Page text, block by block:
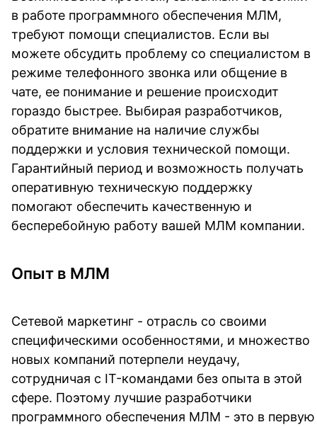
в работе программного обеспечения МЛМ,
требуют помощи специалистов. Если вы
можете обсудить проблему со специалистом в
режиме телефонного звонка или общение в
чате, ее понимание и решение происходит
гораздо быстрее. Выбирая разработчиков,
обратите внимание на наличие службы
поддержки и условия технической помощи.
Гарантийный период и возможность получать
оперативную техническую поддержку
помогают обеспечить качественную и
бесперебойную работу вашей МЛМ компании.
Опыт в МЛМ
Сетевой маркетинг - отрасль со своими
специфическими особенностями, и множество
новых компаний потерпели неудачу,
сотрудничая с IT-командами без опыта в этой
сфере. Поэтому лучшие разработчики
программного обеспечения МЛМ - это в первую